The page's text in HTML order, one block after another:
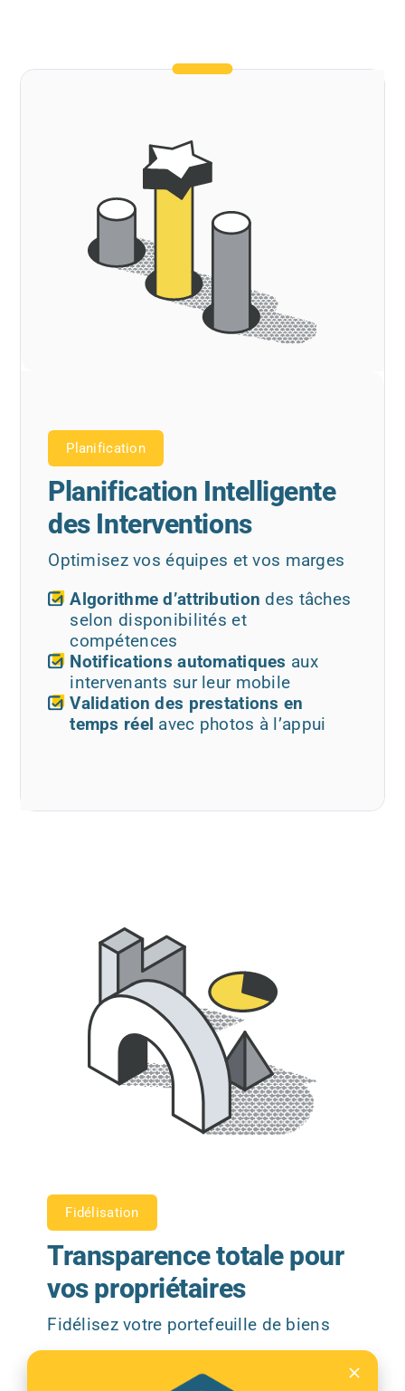
Planification
Planification Intelligente
des Interventions
Optimisez vos équipes et vos marges
Algorithme d’attribution des tâches
selon disponibilités et
compétences
Notifications automatiques aux
intervenants sur leur mobile
Validation des prestations en
temps réel avec photos à l’appui
Fidélisation
Transparence totale pour
vos propriétaires
Fidélisez votre portefeuille de biens